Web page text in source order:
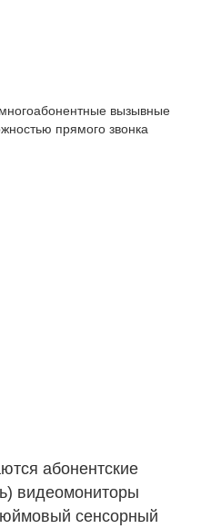
вызывные
прямого звонка
абонентские
видеомониторы
сенсорный